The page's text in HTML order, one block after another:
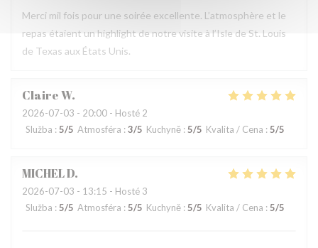
Merci mil fois pour une soirée excellente. L’atmosphère et le
repas étaient un highlight de notre visite à l’Isle de St. Louis
de Texas aux États Unis.
ClaireW
2026-07-03 - 20:00 - Hosté 2
Služba : 5/5 Atmosféra : 3/5 Kuchyně : 5/5 Kvalita / Cena : 5/5
MICHELD
2026-07-03 - 13:15 - Hosté 3
Služba : 5/5 Atmosféra : 5/5 Kuchyně : 5/5 Kvalita / Cena : 5/5